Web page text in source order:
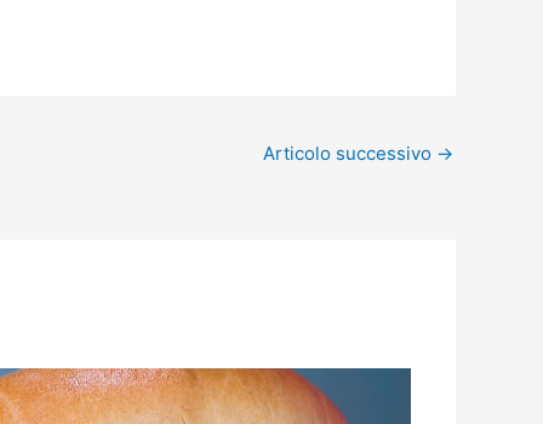
Articolo successivo →